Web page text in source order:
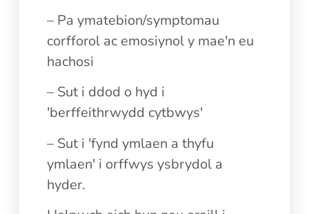
– Pa ymatebion/symptomau
corfforol ac emosiynol y mae'n eu
hachosi
– Sut i ddod o hyd i
'berffeithrwydd cytbwys'
– Sut i 'fynd ymlaen a thyfu
ymlaen' i orffwys ysbrydol a
hyder.